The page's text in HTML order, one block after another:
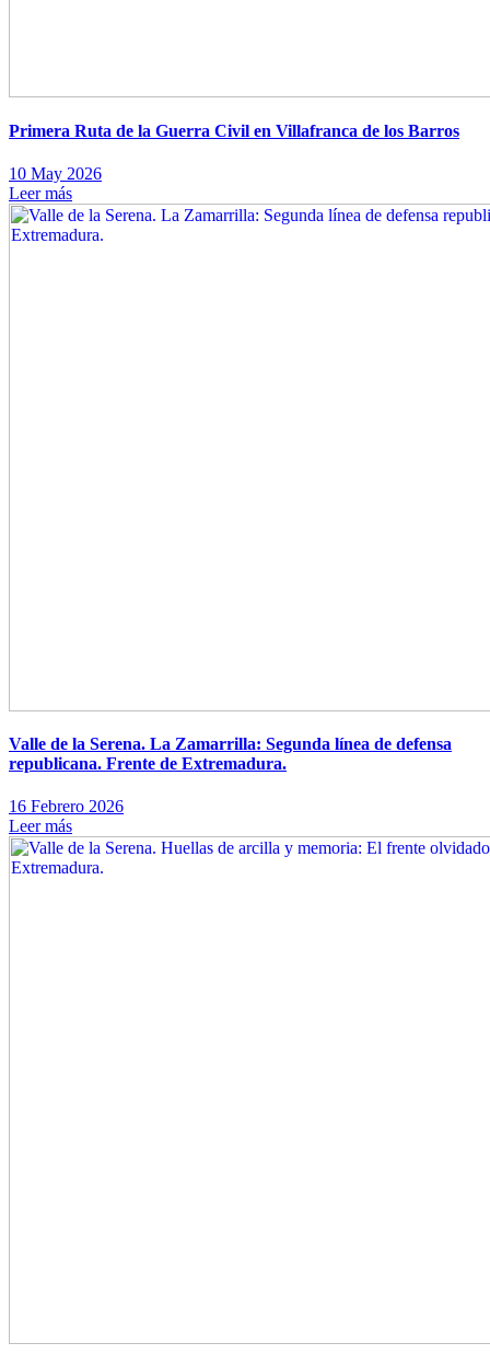
Primera Ruta de la Guerra Civil en Villafranca de los Barros
10 May 2026
Leer más
Valle de la Serena. La Zamarrilla: Segunda línea de defensa
republicana. Frente de Extremadura.
16 Febrero 2026
Leer más